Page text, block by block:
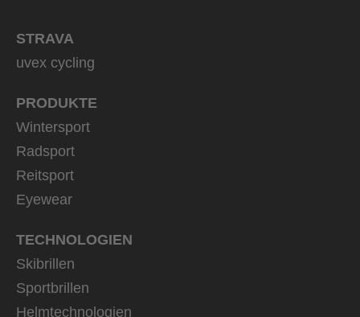
STRAVA
uvex cycling
PRODUKTE
Wintersport
Radsport
Reitsport
Eyewear
TECHNOLOGIEN
Skibrillen
Sportbrillen
Helmtechnologien